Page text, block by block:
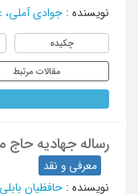
نویسنده : جوادی آملی،
چکیده
مقالات مرتبط
رساله جهادیه حاج
معرفی و نقد
نویسنده : حافظیان